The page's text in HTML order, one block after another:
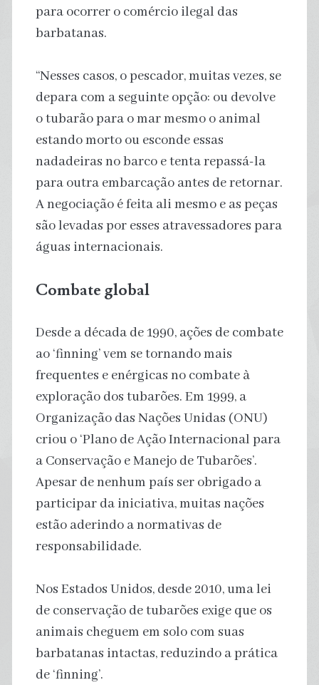
para ocorrer o comércio ilegal das
barbatanas.
“Nesses casos, o pescador, muitas vezes, se
depara com a seguinte opção: ou devolve
o tubarão para o mar mesmo o animal
estando morto ou esconde essas
nadadeiras no barco e tenta repassá-la
para outra embarcação antes de retornar.
A negociação é feita ali mesmo e as peças
são levadas por esses atravessadores para
águas internacionais.
Combate global
Desde a década de 1990, ações de combate
ao ‘finning’ vem se tornando mais
frequentes e enérgicas no combate à
exploração dos tubarões. Em 1999, a
Organização das Nações Unidas (ONU)
criou o ‘Plano de Ação Internacional para
a Conservação e Manejo de Tubarões’.
Apesar de nenhum país ser obrigado a
participar da iniciativa, muitas nações
estão aderindo a normativas de
responsabilidade.
Nos Estados Unidos, desde 2010, uma lei
de conservação de tubarões exige que os
animais cheguem em solo com suas
barbatanas intactas, reduzindo a prática
de ‘finning’.